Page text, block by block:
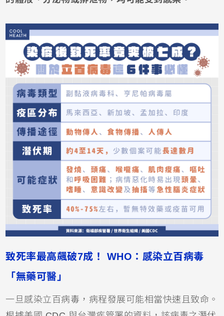
致死率最高飆破7成！ WHO：感染立百病毒
「無藥可醫」
一旦感染立百病毒，病程發展可能相當快速且致命。